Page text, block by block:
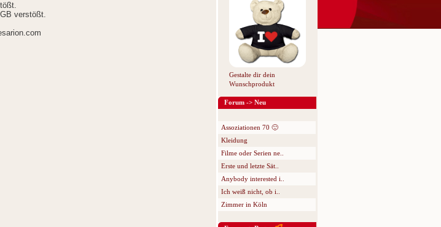
verstößt.
Gestalte dir dein
Wunschprodukt
Forum -> Neu
Assoziationen 70 🙂
Kleidung
Filme oder Serien ne..
Erste und letzte Sät..
Anybody interested i..
Ich weiß nicht, ob i..
Zimmer in Köln